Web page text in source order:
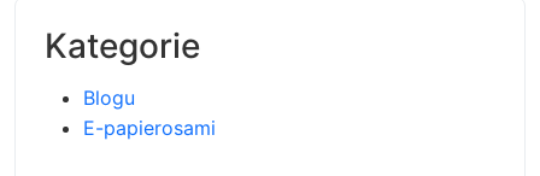
Kategorie
Blogu
E-papierosami